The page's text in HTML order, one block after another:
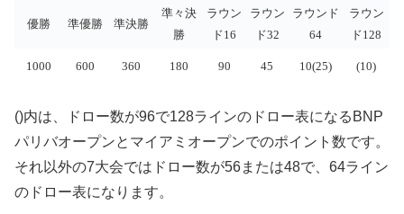
優勝 準優勝 準決勝
準々決
勝
ラウン
ド16
ラウン
ド32
ラウンド
64
ラウン
ド128
1000 600 360 180 90 45 10(25) (10)
()内は、ドロー数が96で128ラインのドロー表になるBNP
パリバオープンとマイアミオープンでのポイント数です。
それ以外の7大会ではドロー数が56または48で、64ライン
のドロー表になります。